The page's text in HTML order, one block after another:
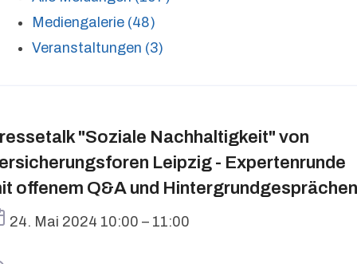
Mediengalerie (48)
Veranstaltungen (3)
"Soziale Nachhaltigkeit" von
Leipzig - Expertenrunde
offenem Q&A und Hintergrundgesprächen
Termin
24. Mai 2024 10:00 – 11:00